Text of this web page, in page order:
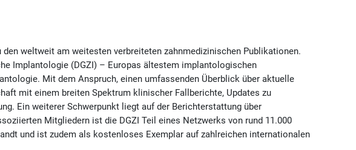
weltweit am weitesten verbreiteten zahnmedizinischen Publikationen.
Implantologie (DGZI) – Europas ältestem implantologischen
Mit dem Anspruch, einen umfassenden Überblick über aktuelle
mit einem breiten Spektrum klinischer Fallberichte, Updates zu
Ein weiterer Schwerpunkt liegt auf der Berichterstattung über
Mitgliedern ist die DGZI Teil eines Netzwerks von rund 11.000
und ist zudem als kostenloses Exemplar auf zahlreichen internationalen